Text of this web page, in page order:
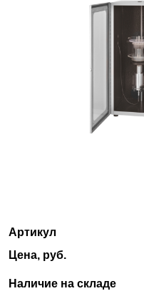
Технический сервис
Артикул
Цена, руб.
Наличие на складе